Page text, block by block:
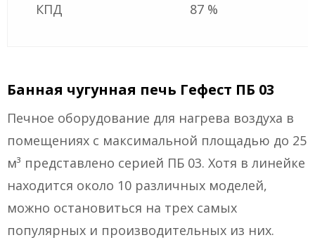
КПД 87 %
Банная чугунная печь Гефест ПБ 03
Печное оборудование для нагрева воздуха в
помещениях с максимальной площадью до 25
м³ представлено серией ПБ 03. Хотя в линейке
находится около 10 различных моделей,
можно остановиться на трех самых
популярных и производительных из них.